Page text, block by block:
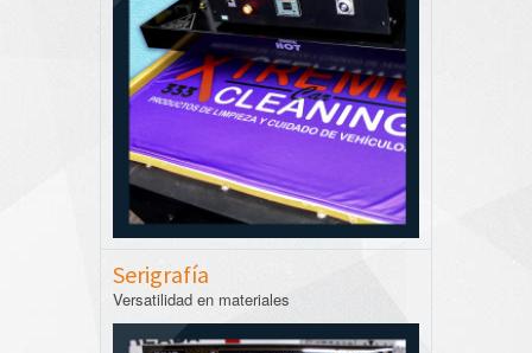
Serigrafía
Versatilidad en materiales